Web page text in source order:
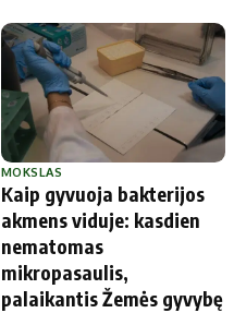
MOKSLAS
Kaip gyvuoja bakterijos
akmens viduje: kasdien
nematomas
mikropasaulis,
palaikantis Žemės gyvybę